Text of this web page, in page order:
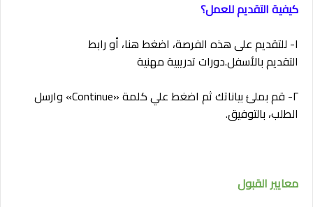
كيفية التقديم للعمل؟
١- للتقديم على هذه الفرصة، اضغط هنا، أو
رابط
التقديمبالأسفل.دورات تدريبية مهنية
٢- قم بملئ بياناتك ثم اضغط علي كلمة «Continue» وارسل
الطلب، بالتوفيق.
معايير القبول